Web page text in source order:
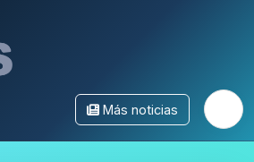
Más noticias